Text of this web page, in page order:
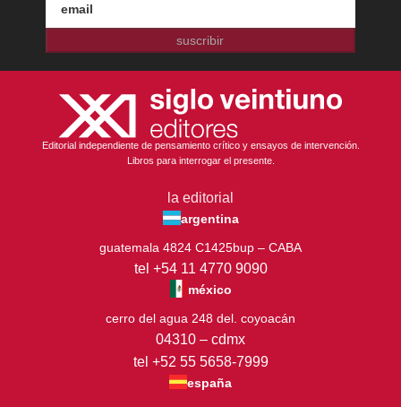
suscribir
Editorial independiente de pensamiento crítico y ensayos de intervención.
Libros para interrogar el presente.
la editorial
argentina
guatemala 4824 C1425bup – CABA
tel +54 11 4770 9090
méxico
cerro del agua 248 del. coyoacán
04310 – cdmx
tel +52 55 5658-7999
españa